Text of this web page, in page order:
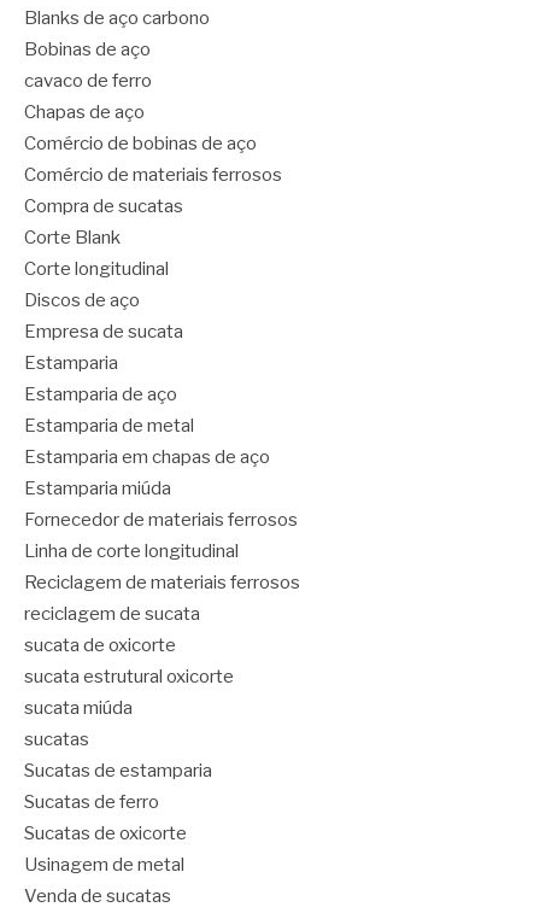
Blanks de aço carbono
Bobinas de aço
cavaco de ferro
Chapas de aço
Comércio de bobinas de aço
Comércio de materiais ferrosos
Compra de sucatas
Corte Blank
Corte longitudinal
Discos de aço
Empresa de sucata
Estamparia
Estamparia de aço
Estamparia de metal
Estamparia em chapas de aço
Estamparia miúda
Fornecedor de materiais ferrosos
Linha de corte longitudinal
Reciclagem de materiais ferrosos
reciclagem de sucata
sucata de oxicorte
sucata estrutural oxicorte
sucata miúda
sucatas
Sucatas de estamparia
Sucatas de ferro
Sucatas de oxicorte
Usinagem de metal
Venda de sucatas